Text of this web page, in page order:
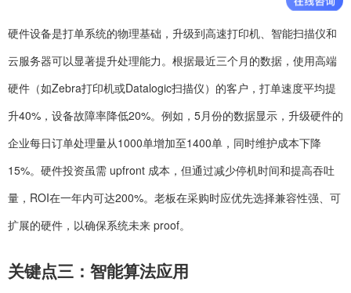
硬件设备是打单系统的物理基础，升级到高速打印机、智能扫描仪和
云服务器可以显著提升处理能力。根据最近三个月的数据，使用高端
硬件（如Zebra打印机或Datalogic扫描仪）的客户，打单速度平均提
升40%，设备故障率降低20%。例如，5月份的数据显示，升级硬件的
企业每日订单处理量从1000单增加至1400单，同时维护成本下降
15%。硬件投资虽需 upfront 成本，但通过减少停机时间和提高吞吐
量，ROI在一年内可达200%。老板在采购时应优先选择兼容性强、可
扩展的硬件，以确保系统未来 proof。
关键点三：智能算法应用